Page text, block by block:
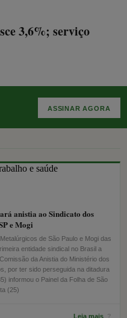
3,6%; serviço
ASSINAR AGORA
anistia ao Sindicato dos
e Mogi
de São Paulo e Mogi das
entidade sindical no Brasil a
da Anistia do Ministério dos
por ter sido perseguida na ditadura
informou o Painel da Folha de São
(25)
Leia mais ?